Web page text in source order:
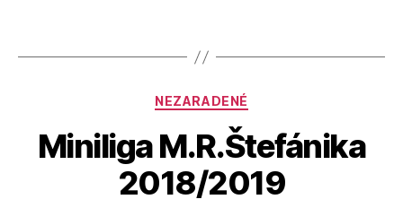
NEZARADENÉ
Miniliga M.R.Štefánika
2018/2019